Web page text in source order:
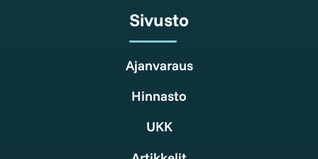
Sivusto
Ajanvaraus
Hinnasto
UKK